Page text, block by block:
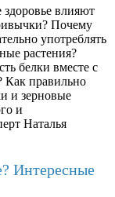
влияют
Почему
употреблять
растения?
белки вместе с
Как правильно
и зерновые
и
Наталья
Интересные